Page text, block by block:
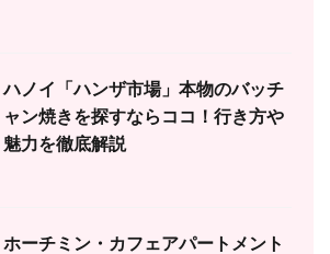
ハノイ「ハンザ市場」本物のバッチ
ャン焼きを探すならココ！行き方や
魅力を徹底解説
ホーチミン・カフェアパートメント